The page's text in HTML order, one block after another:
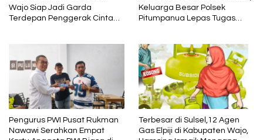
Wajo Siap Jadi Garda
Terdepan Penggerak Cinta
Keluarga Besar Polsek
Pitumpanua Lepas Tugas
Pengurus PWI Pusat Rukman
Nawawi Serahkan Empat
Terbesar di Sulsel,12 Agen
Gas Elpiji di Kabupaten Wajo,